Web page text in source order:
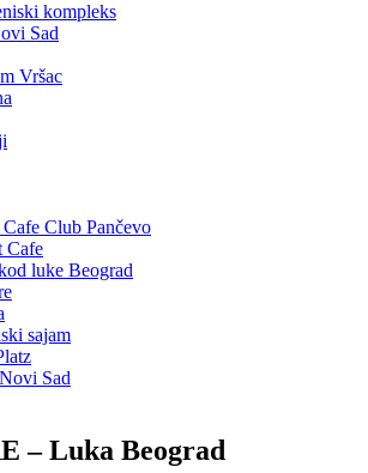
kompleks
Sad
Vršac
Club Pančevo
Cafe
luke Beograd
sajam
Sad
– Luka Beograd